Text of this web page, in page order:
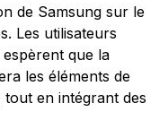
de Samsung sur le
Les utilisateurs
que la
les éléments de
en intégrant des